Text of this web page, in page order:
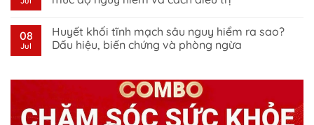
tốt
cách
cải
thiện
học
nhân
mạch
máu:
Những
cách
on
Thuyên
tắc
dấu
hiệu,
mức
08
Jul
Huyết khối tĩnh mạch sâu nguy hiểm ra sao?
Dấu hiệu, biến chứng và phòng ngừa
tĩnh
mạch
sâu